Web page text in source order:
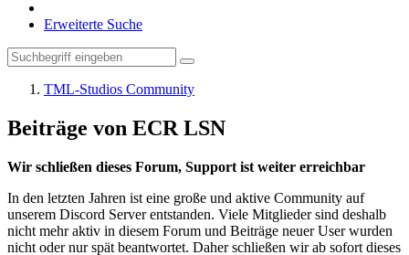
Erweiterte Suche
TML-Studios Community
Beiträge von ECR LSN
Wir schließen dieses Forum, Support ist weiter erreichbar
In den letzten Jahren ist eine große und aktive Community auf
unserem Discord Server entstanden. Viele Mitglieder sind deshalb
nicht mehr aktiv in diesem Forum und Beiträge neuer User wurden
nicht oder nur spät beantwortet. Daher schließen wir ab sofort dieses